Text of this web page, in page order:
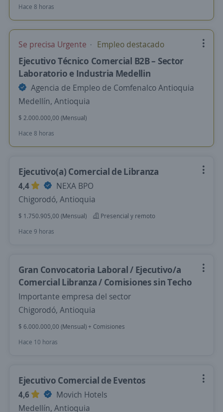
Hace 8 horas
Se precisa Urgente Empleo destacado
Ejecutivo Técnico Comercial B2B – Sector
Laboratorio e Industria Medellin
Agencia de Empleo de Comfenalco Antioquia
Medellín, Antioquia
$ 2.000.000,00 (Mensual)
Hace 8 horas
Ejecutivo(a) Comercial de Libranza
4,4
NEXA BPO
Chigorodó, Antioquia
$ 1.750.905,00 (Mensual)
Presencial y remoto
Hace 9 horas
Gran Convocatoria Laboral / Ejecutivo/a
Comercial Libranza / Comisiones sin Techo
Importante empresa del sector
Chigorodó, Antioquia
$ 6.000.000,00 (Mensual) + Comisiones
Hace 10 horas
Ejecutivo Comercial de Eventos
4,6
Movich Hotels
Medellín, Antioquia